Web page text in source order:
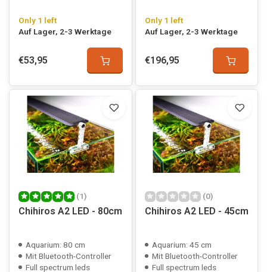
Only 1 left
Auf Lager, 2-3 Werktage
€53,95
Only 1 left
Auf Lager, 2-3 Werktage
€196,95
(1)
Chihiros A2 LED - 80cm
Aquarium: 80 cm
Mit Bluetooth-Controller
Full spectrum leds
(0)
Chihiros A2 LED - 45cm
Aquarium: 45 cm
Mit Bluetooth-Controller
Full spectrum leds